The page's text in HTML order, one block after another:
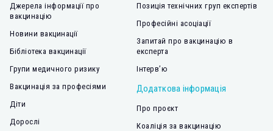
Джерела інформації про
вакцинацію
Новини вакцинації
Бібліотека вакцинації
Групи медичного ризику
Вакцинація за професіями
Діти
Дорослі
Позиція технічних груп експертів
Професійні асоціації
Запитай про вакцинацію в
експерта
Інтерв’ю
Додаткова інформація
Про проєкт
Коаліція за вакцинацію